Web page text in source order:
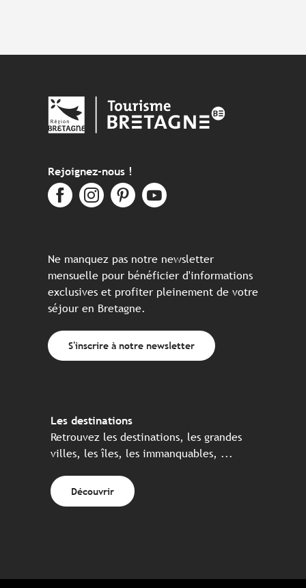
Rejoignez-nous !
Ne manquez pas notre newsletter
mensuelle pour bénéficier d'informations
exclusives et profiter pleinement de votre
séjour en Bretagne.
S'inscrire à notre newsletter
Les destinations
Retrouvez les destinations, les grandes
villes, les îles, les immanquables, ...
Découvrir